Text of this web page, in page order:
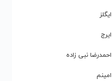
ایگلز
ایرج
احمدرضا نبی زاده
امینم